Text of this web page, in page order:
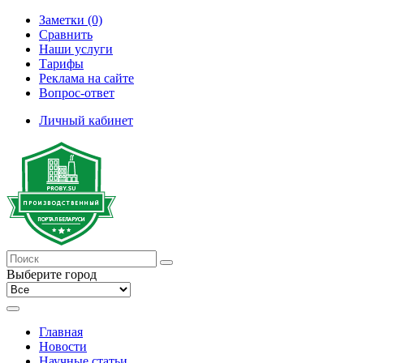
Заметки (0)
Сравнить
Наши услуги
Тарифы
Реклама на сайте
Вопрос-ответ
Личный кабинет
Выберите город
Главная
Новости